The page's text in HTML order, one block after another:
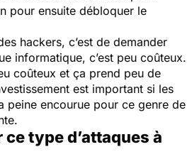
pour ensuite débloquer le
hackers, c’est de demander
informatique, c’est peu coûteux.
coûteux et ça prend peu de
est important si les
peine encourue pour ce genre de
type d’attaques à